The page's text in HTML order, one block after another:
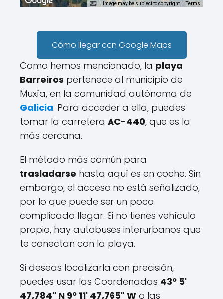
Image may be subject to copyright Terms
Cómo llegar con Google Maps
Como hemos mencionado, la playa
Barreiros pertenece al municipio de
Muxía, en la comunidad autónoma de
Galicia. Para acceder a ella, puedes
tomar la carretera AC-440, que es la
más cercana.
El método más común para
trasladarse hasta aquí es en coche. Sin
embargo, el acceso no está señalizado,
por lo que puede ser un poco
complicado llegar. Si no tienes vehículo
propio, hay autobuses interurbanos que
te conectan con la playa.
Si deseas localizarla con precisión,
puedes usar las Coordenadas 43º 5'
47,784" N 9º 11' 47,765" W o las